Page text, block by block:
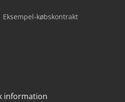
Eksempel-købskontrakt
information